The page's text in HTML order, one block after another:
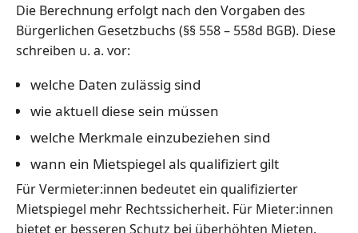
Die Berechnung erfolgt nach den Vorgaben des
Bürgerlichen Gesetzbuchs (§§ 558 – 558d BGB). Diese
schreiben u. a. vor:
welche Daten zulässig sind
wie aktuell diese sein müssen
welche Merkmale einzubeziehen sind
wann ein Mietspiegel als qualifiziert gilt
Für Vermieter:innen bedeutet ein qualifizierter
Mietspiegel mehr Rechtssicherheit. Für Mieter:innen
bietet er besseren Schutz bei überhöhten Mieten.